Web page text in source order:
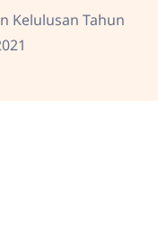
Kelulusan Tahun